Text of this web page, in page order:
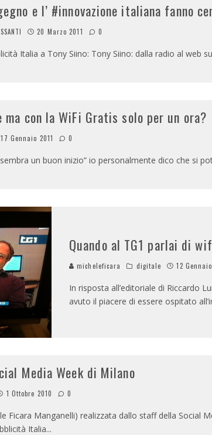
e l’ #innovazione italiana fanno
20 Marzo 2011 0
Italia a Tony Siino: Tony Siino: dalla radio al web
con la WiFi Gratis solo per un ora?
17 Gennaio 2011 0
un buon inizio” io personalmente dico che si
Quando al TG1 parlai di
micheleficara digitale 12
In risposta all’editoriale di Riccardo
avuto il piacere di essere ospitato
Media Week di Milano
1 Ottobre 2010 0
Ficara Manganelli) realizzata dallo staff della Social
Italia...